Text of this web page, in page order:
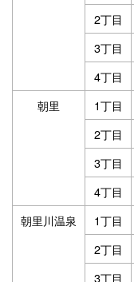
2丁目
3丁目
4丁目
朝里
1丁目
2丁目
3丁目
4丁目
朝里川温泉
1丁目
2丁目
3丁目